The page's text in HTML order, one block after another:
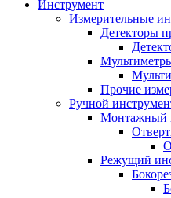
Инструмент
Измерительные
Детекторы
Прочие
Ручной
Монтажный
Режущий